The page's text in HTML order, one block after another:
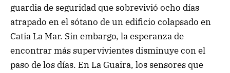
guardia de seguridad que sobrevivió ocho días
atrapado en el sótano de un edificio colapsado en
Catia La Mar. Sin embargo, la esperanza de
encontrar más supervivientes disminuye con el
paso de los días. En La Guaira, los sensores que